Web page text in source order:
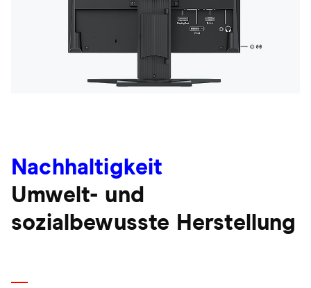
Nachhaltigkeit
Umwelt- und
sozialbewusste Herstellung